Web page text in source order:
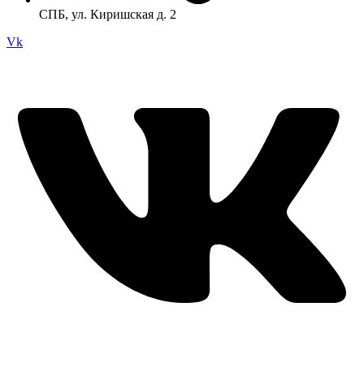
СПБ, ул. Киришская д. 2
Vk